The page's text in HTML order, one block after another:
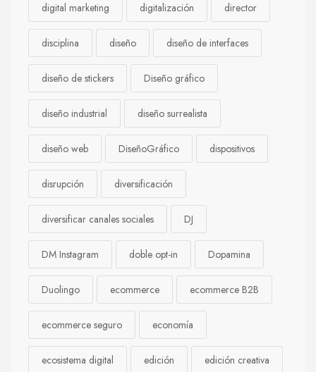
digital marketing digitalización director
disciplina diseño diseño de interfaces
diseño de stickers Diseño gráfico
diseño industrial diseño surrealista
diseño web DiseñoGráfico dispositivos
disrupción diversificación
diversificar canales sociales DJ
DM Instagram doble opt-in Dopamina
Duolingo ecommerce ecommerce B2B
ecommerce seguro economía
ecosistema digital edición edición creativa